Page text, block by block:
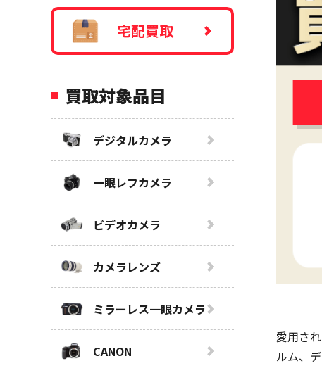
愛用さ
ルム、
宅配買取
買取対象品目
デジタルカメラ
一眼レフカメラ
ビデオカメラ
カメラレンズ
ミラーレス一眼カメラ
CANON